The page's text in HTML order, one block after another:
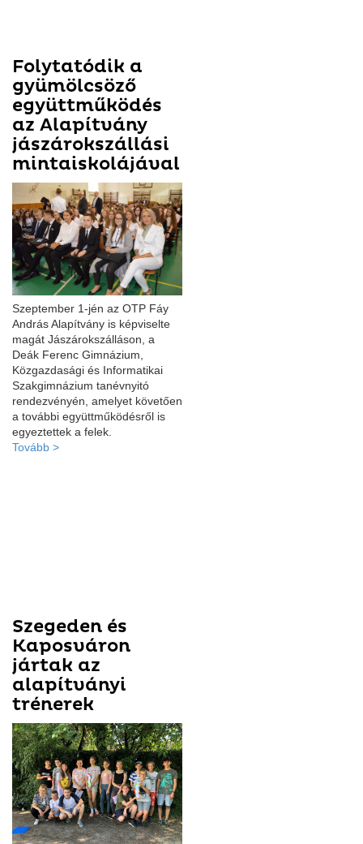
Folytatódik a
gyümölcsöző
együttműködés
az Alapítvány
jászárokszállási
mintaiskolájával
Szeptember 1-jén az OTP Fáy
András Alapítvány is képviselte
magát Jászárokszálláson, a
Deák Ferenc Gimnázium,
Közgazdasági és Informatikai
Szakgimnázium tanévnyitó
rendezvényén, amelyet követően
a további együttműködésről is
egyeztettek a felek.
Tovább >
Szegeden és
Kaposváron
jártak az
alapítványi
trénerek